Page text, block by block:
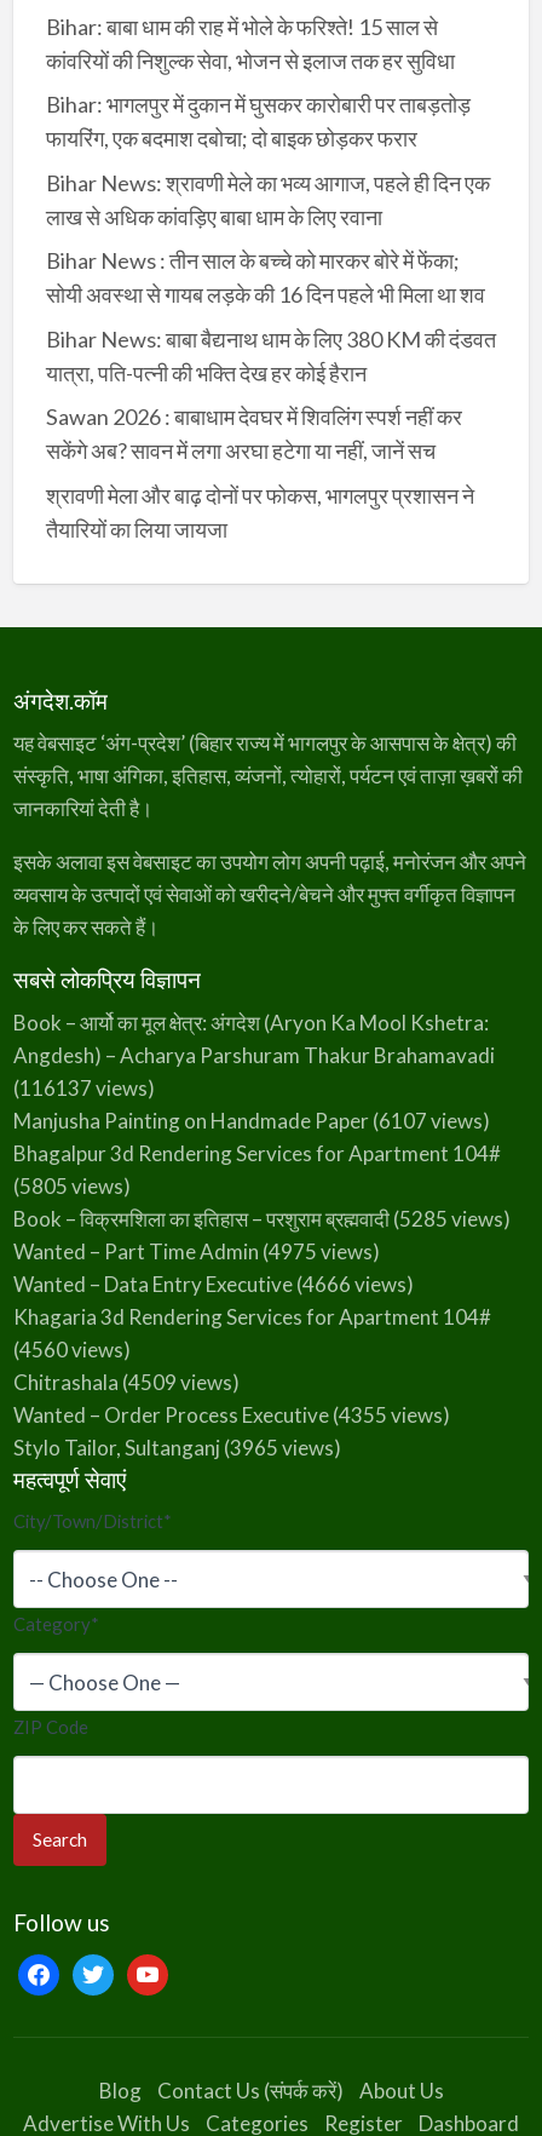
Bihar: बाबा धाम की राह में भोले के फरिश्ते! 15 साल से
कांवरियों की निशुल्क सेवा, भोजन से इलाज तक हर सुविधा
Bihar: भागलपुर में दुकान में घुसकर कारोबारी पर ताबड़तोड़
फायरिंग, एक बदमाश दबोचा; दो बाइक छोड़कर फरार
Bihar News: श्रावणी मेले का भव्य आगाज, पहले ही दिन एक
लाख से अधिक कांवड़िए बाबा धाम के लिए रवाना
Bihar News : तीन साल के बच्चे को मारकर बोरे में फेंका;
सोयी अवस्था से गायब लड़के की 16 दिन पहले भी मिला था शव
Bihar News: बाबा बैद्यनाथ धाम के लिए 380 KM की दंडवत
यात्रा, पति-पत्नी की भक्ति देख हर कोई हैरान
Sawan 2026 : बाबाधाम देवघर में शिवलिंग स्पर्श नहीं कर
सकेंगे अब? सावन में लगा अरघा हटेगा या नहीं, जानें सच
श्रावणी मेला और बाढ़ दोनों पर फोकस, भागलपुर प्रशासन ने
तैयारियों का लिया जायजा
अंगदेश.कॉम
यह वेबसाइट ‘अंग-प्रदेश’ (बिहार राज्य में भागलपुर के आसपास के क्षेत्र) की
संस्कृति, भाषा अंगिका, इतिहास, व्यंजनों, त्योहारों, पर्यटन एवं ताज़ा ख़बरों की
जानकारियां देती है।
इसके अलावा इस वेबसाइट का उपयोग लोग अपनी पढ़ाई, मनोरंजन और अपने
व्यवसाय के उत्पादों एवं सेवाओं को खरीदने/बेचने और मुफ्त वर्गीकृत विज्ञापन
के लिए कर सकते हैं।
सबसे लोकप्रिय विज्ञापन
Book – आर्यो का मूल क्षेत्र: अंगदेश (Aryon Ka Mool Kshetra:
Angdesh) – Acharya Parshuram Thakur Brahamavadi
(116137 views)
Manjusha Painting on Handmade Paper(6107 views)
Bhagalpur 3d Rendering Services for Apartment 104#
(5805 views)
Book – विक्रमशिला का इतिहास – परशुराम ब्रह्मवादी(5285 views)
Wanted – Part Time Admin (4975 views)
Wanted – Data Entry Executive(4666 views)
Khagaria 3d Rendering Services for Apartment 104#
(4560 views)
Chitrashala (4509 views)
Wanted – Order Process Executive(4355 views)
Stylo Tailor, Sultanganj (3965 views)
महत्वपूर्ण सेवाएं
City/Town/District*
Category*
ZIP Code
Follow us
facebooktwitteryoutube
Blog Contact Us (संपर्क करें)
About Us
Advertise With Us
Categories Register Dashboard